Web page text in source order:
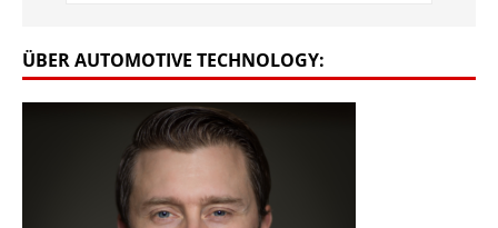
ÜBER AUTOMOTIVE TECHNOLOGY: